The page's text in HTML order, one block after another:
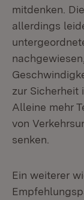
mitdenken.
allerdings
zur Sicherheit
Alleine mehr
von
senken.
Ein weiterer